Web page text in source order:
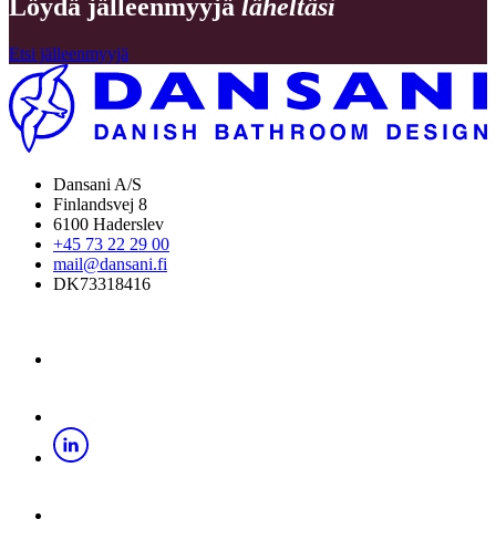
Löydä jälleenmyyjä läheltäsi
Etsi jälleenmyyjä
Dansani A/S
Finlandsvej 8
6100 Haderslev
+45 73 22 29 00
mail@dansani.fi
DK73318416